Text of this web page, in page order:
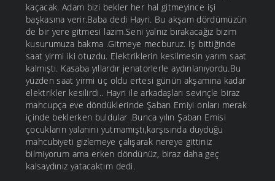
kaçacak. Adam bizi bekler her hal gitmeyince işi
başkasına verir.Baba dedi Hayri. Bu akşam dördümüzün
de bir yere gitmesi lazım.Seni yalnız bırakacağız bizim
kusurumuza bakma .Gitmeye mecburuz. İş bittiğinde
saat yirmi iki otuzdu. Elektriklerin kesilmesin yarım saat
kalmıştı. Kasaba yıllardır jenatorlerle aydınlanıyordu.Bu
yüzden saat yirmi üç oldu ertesi günün akşamına kadar
elektrikler kesilirdi.. Hayri ile arkadaşları sevinçle biraz
mahcupça eve döndüklerinde Şaban Emiyi onları merak
içinde beklerken buldular .Bunca yılın Şaban Emisi
çocukların yalanını yutmamıştı,karşısında duyduğu
mahcubiyeti gizlemeye çalışarak nereye gittiniz
bilmiyorum ama erken döndünüz, biraz daha geç
kalsaydınız yatacaktım dedi.